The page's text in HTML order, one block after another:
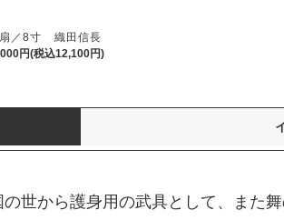
／8寸 織田信長
円(税込12,100円)
世から護身用の武具として、また